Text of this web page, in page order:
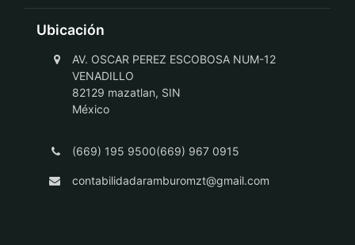
Ubicación
AV. OSCAR PEREZ ESCOBOSA NUM-12
VENADILLO
82129 mazatlan, SIN
México
(669) 195 9500(669) 967 0915
contabilidadaramburomzt@gmail.com